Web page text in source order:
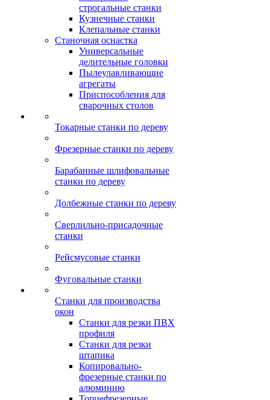
строгальные станки
Кузнечные станки
Клепальные станки
Станочная оснастка
Универсальные
делительные головки
Пылеулавливающие
агрегаты
Приспособления для
сварочных столов
Токарные станки по дереву
Фрезерные станки по дереву
Барабанные шлифовальные
станки по дереву
Долбежные станки по дереву
Сверлильно-присадочные
станки
Рейсмусовые станки
Фуговальные станки
Станки для производства
окон
Станки для резки ПВХ
профиля
Станки для резки
штапика
Копировально-
фрезерные станки по
алюминию